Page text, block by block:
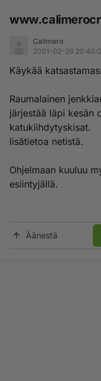
Calimero
2001-02-26
Käykää
Raumalainen
järjestää läpi kesän
katukiihdytyskisat.
lisätietoa netistä.
Ohjelmaan kuuluu
esiintyjällä.
Äänestä